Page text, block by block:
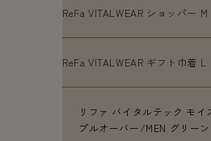
ReFa VITALWEAR ショッパー
ReFa VITALWEAR ギフト巾着 L
リファ バイタルテック モ
プルオーバー/MEN グリー